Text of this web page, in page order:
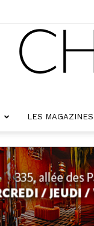
LES MAGAZINES